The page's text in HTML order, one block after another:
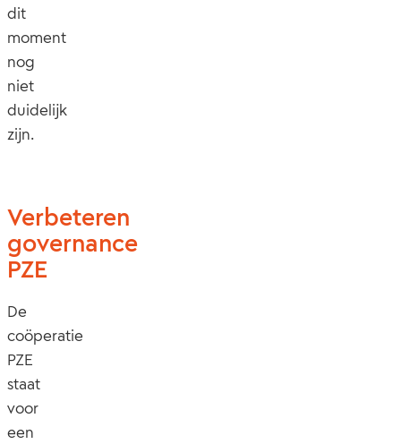
dit
moment
nog
niet
duidelijk
zijn.
Verbeteren
governance
PZE
De
coöperatie
PZE
staat
voor
een